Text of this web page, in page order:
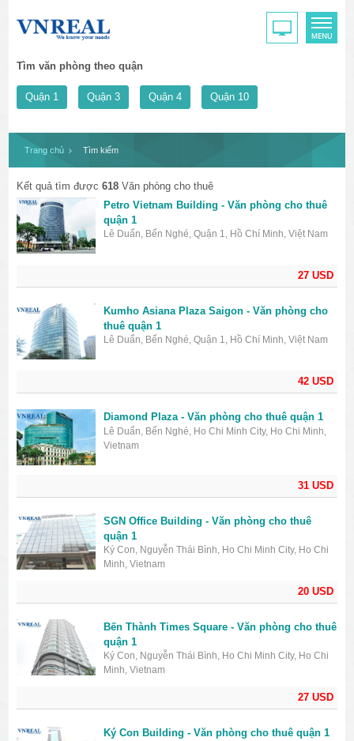
Tìm văn phòng theo quận
Quận 1 Quận 3 Quận 4 Quận 10
Trang chủ Tìm kiếm
Kết quả tìm được618 Văn phòng cho thuê
27 USD
Petro Vietnam Building - Văn phòng cho thuê
quận 1
Lê Duẩn, Bến Nghé, Quận 1, Hồ Chí Minh, Việt Nam
42 USD
Kumho Asiana Plaza Saigon - Văn phòng cho
thuê quận 1
Lê Duẩn, Bến Nghé, Quận 1, Hồ Chí Minh, Việt Nam
31 USD
Diamond Plaza - Văn phòng cho thuê quận 1
Lê Duẩn, Bến Nghé, Ho Chi Minh City, Ho Chi Minh,
Vietnam
20 USD
SGN Office Building - Văn phòng cho thuê
quận 1
Ký Con, Nguyễn Thái Bình, Ho Chi Minh City, Ho Chi
Minh, Vietnam
27 USD
Bến Thành Times Square - Văn phòng cho thuê
quận 1
Ký Con, Nguyễn Thái Bình, Ho Chi Minh City, Ho Chi
Minh, Vietnam
Ký Con Building - Văn phòng cho thuê quận 1